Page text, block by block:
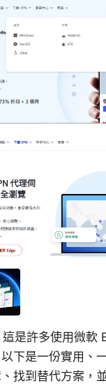
是許多使用微軟
下是一份實用、
找到替代方案，